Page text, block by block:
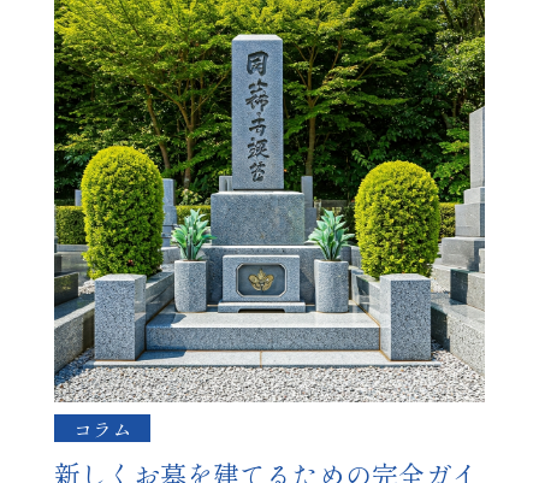
新しくお墓を建てるための完全ガイ
コラム